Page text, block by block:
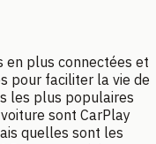
en plus connectées et
pour faciliter la vie de
les plus populaires
sont CarPlay
quelles sont les